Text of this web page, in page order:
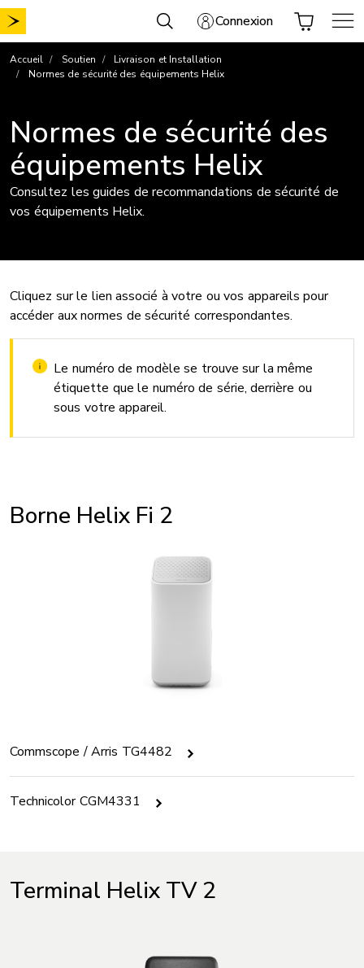
Aller
au
Connexion
Accueil Soutien
Livraison et Installation
Normes de sécurité des équipements Helix
Normes de sécurité des
équipements Helix
Consultez les guides de recommandations de sécurité de
vos équipements Helix.
Cliquez sur le lien associé à votre ou vos appareils pour
accéder aux normes de sécurité correspondantes.
Le numéro de modèle se trouve sur la même
étiquette que le numéro de série, derrière ou
sous votre appareil.
Borne Helix Fi 2
Commscope / Arris TG4482
Technicolor CGM4331
Terminal Helix TV 2